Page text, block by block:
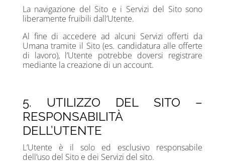
La navigazione del Sito e i Servizi del Sito sono
liberamente fruibili dall’Utente.
Al fine di accedere ad alcuni Servizi offerti da
Umana tramite il Sito (es. candidatura alle offerte
di lavoro), l’Utente potrebbe doversi registrare
mediante la creazione di un account.
5. UTILIZZO DEL SITO –
RESPONSABILITÀ
DELL’UTENTE
L’Utente è il solo ed esclusivo responsabile
dell’uso del Sito e dei Servizi del sito.